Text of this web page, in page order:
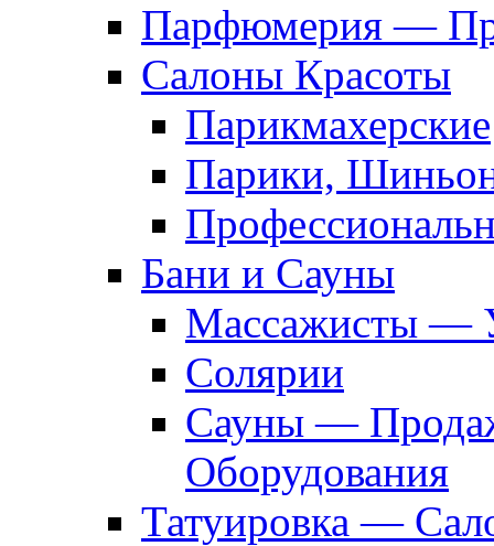
Парфюмерия —
Салоны Красоты
Парикмахерские
Парики,
Бани и Сауны
Массажисты —
Солярии
Сауны —
Оборудования
Татуировка —